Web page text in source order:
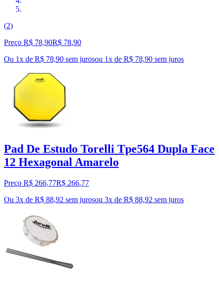
(2)
Preço R$ 78,90R$ 78,90
Ou 1x de R$ 78,90 sem jurosou 1x de R$ 78,90 sem juros
Pad De Estudo Torelli Tpe564 Dupla Face
12 Hexagonal Amarelo
Preço R$ 266,77R$ 266,77
Ou 3x de R$ 88,92 sem jurosou 3x de R$ 88,92 sem juros